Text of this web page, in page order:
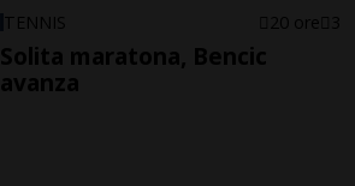
TENNIS 20 ore 3
Solita maratona, Bencic
avanza